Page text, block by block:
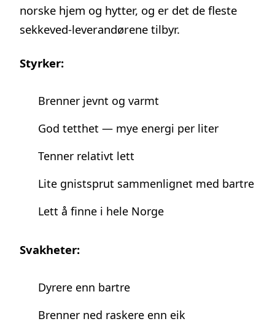
norske hjem og hytter, og er det de fleste
sekkeved-leverandørene tilbyr.
Styrker:
Brenner jevnt og varmt
God tetthet — mye energi per liter
Tenner relativt lett
Lite gnistsprut sammenlignet med bartre
Lett å finne i hele Norge
Svakheter:
Dyrere enn bartre
Brenner ned raskere enn eik